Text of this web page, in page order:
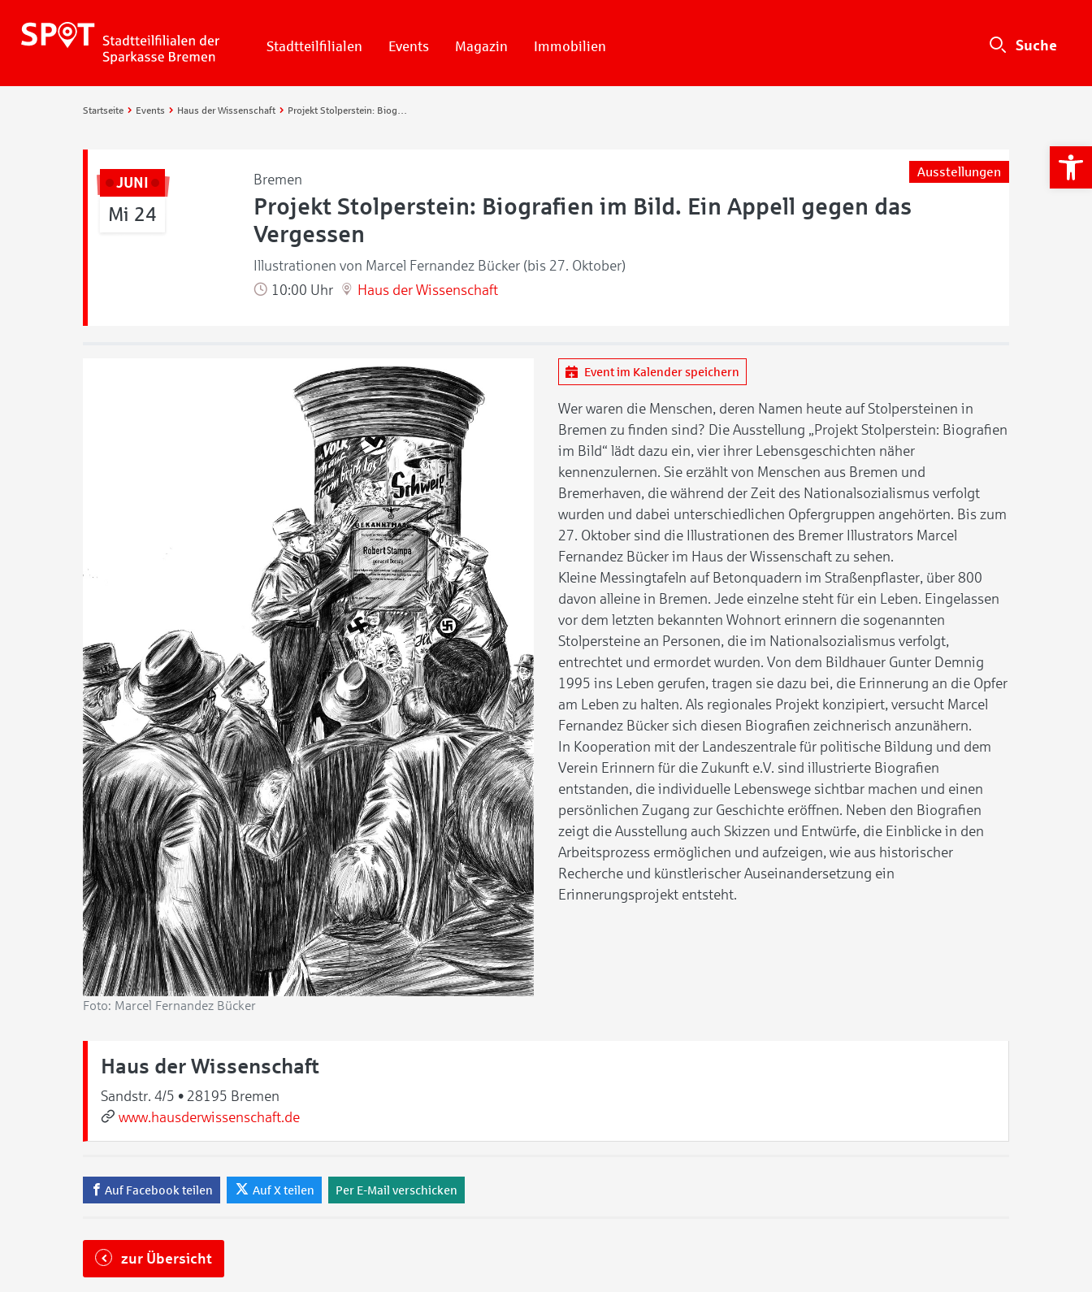
Stadtteilfilialen Events Magazin Immobilien
Startseite Events Haus der Wissenschaft Projekt Stolperstein: Biografien im Bild. Ein Appell gegen das Vergessen
JUNI
Mi 24
Bremen Ausstellungen
Projekt Stolperstein: Biografien im Bild. Ein Appell gegen das
Vergessen
Illustrationen von Marcel Fernandez Bücker (bis 27. Oktober)
10:00 Uhr
Haus der Wissenschaft
Foto: Marcel Fernandez Bücker
Event im Kalender speichern
Wer waren die Menschen, deren Namen heute auf Stolpersteinen in
Bremen zu finden sind? Die Ausstellung „Projekt Stolperstein: Biografien
im Bild“ lädt dazu ein, vier ihrer Lebensgeschichten näher
kennenzulernen. Sie erzählt von Menschen aus Bremen und
Bremerhaven, die während der Zeit des Nationalsozialismus verfolgt
wurden und dabei unterschiedlichen Opfergruppen angehörten. Bis zum
27. Oktober sind die Illustrationen des Bremer Illustrators Marcel
Fernandez Bücker im Haus der Wissenschaft zu sehen.
Kleine Messingtafeln auf Betonquadern im Straßenpflaster, über 800
davon alleine in Bremen. Jede einzelne steht für ein Leben. Eingelassen
vor dem letzten bekannten Wohnort erinnern die sogenannten
Stolpersteine an Personen, die im Nationalsozialismus verfolgt,
entrechtet und ermordet wurden. Von dem Bildhauer Gunter Demnig
1995 ins Leben gerufen, tragen sie dazu bei, die Erinnerung an die Opfer
am Leben zu halten. Als regionales Projekt konzipiert, versucht Marcel
Fernandez Bücker sich diesen Biografien zeichnerisch anzunähern.
In Kooperation mit der Landeszentrale für politische Bildung und dem
Verein Erinnern für die Zukunft e.V. sind illustrierte Biografien
entstanden, die individuelle Lebenswege sichtbar machen und einen
persönlichen Zugang zur Geschichte eröffnen. Neben den Biografien
zeigt die Ausstellung auch Skizzen und Entwürfe, die Einblicke in den
Arbeitsprozess ermöglichen und aufzeigen, wie aus historischer
Recherche und künstlerischer Auseinandersetzung ein
Erinnerungsprojekt entsteht.
Haus der Wissenschaft
Sandstr. 4/5 • 28195 Bremen
www.hausderwissenschaft.de
Auf Facebook teilen Auf X teilen Per E-Mail verschicken
zur Übersicht